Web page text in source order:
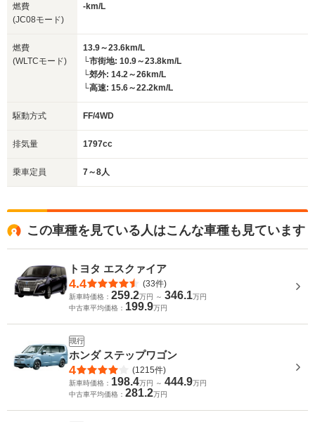
燃費
(JC08モード)
-km/L
燃費
(WLTCモード)
13.9～23.6km/L
└市街地: 10.9～23.8km/L
└郊外: 14.2～26km/L
└高速: 15.6～22.2km/L
駆動方式 FF/4WD
排気量 1797cc
乗車定員 7～8人
この車種を見ている人はこんな車種も見ています
トヨタ エスクァイア
4.4 (33件)
新車時価格： 259.2万円 ～ 346.1万円
中古車平均価格： 199.9万円
現行
ホンダ ステップワゴン
4 (1215件)
新車時価格： 198.4万円 ～ 444.9万円
中古車平均価格： 281.2万円